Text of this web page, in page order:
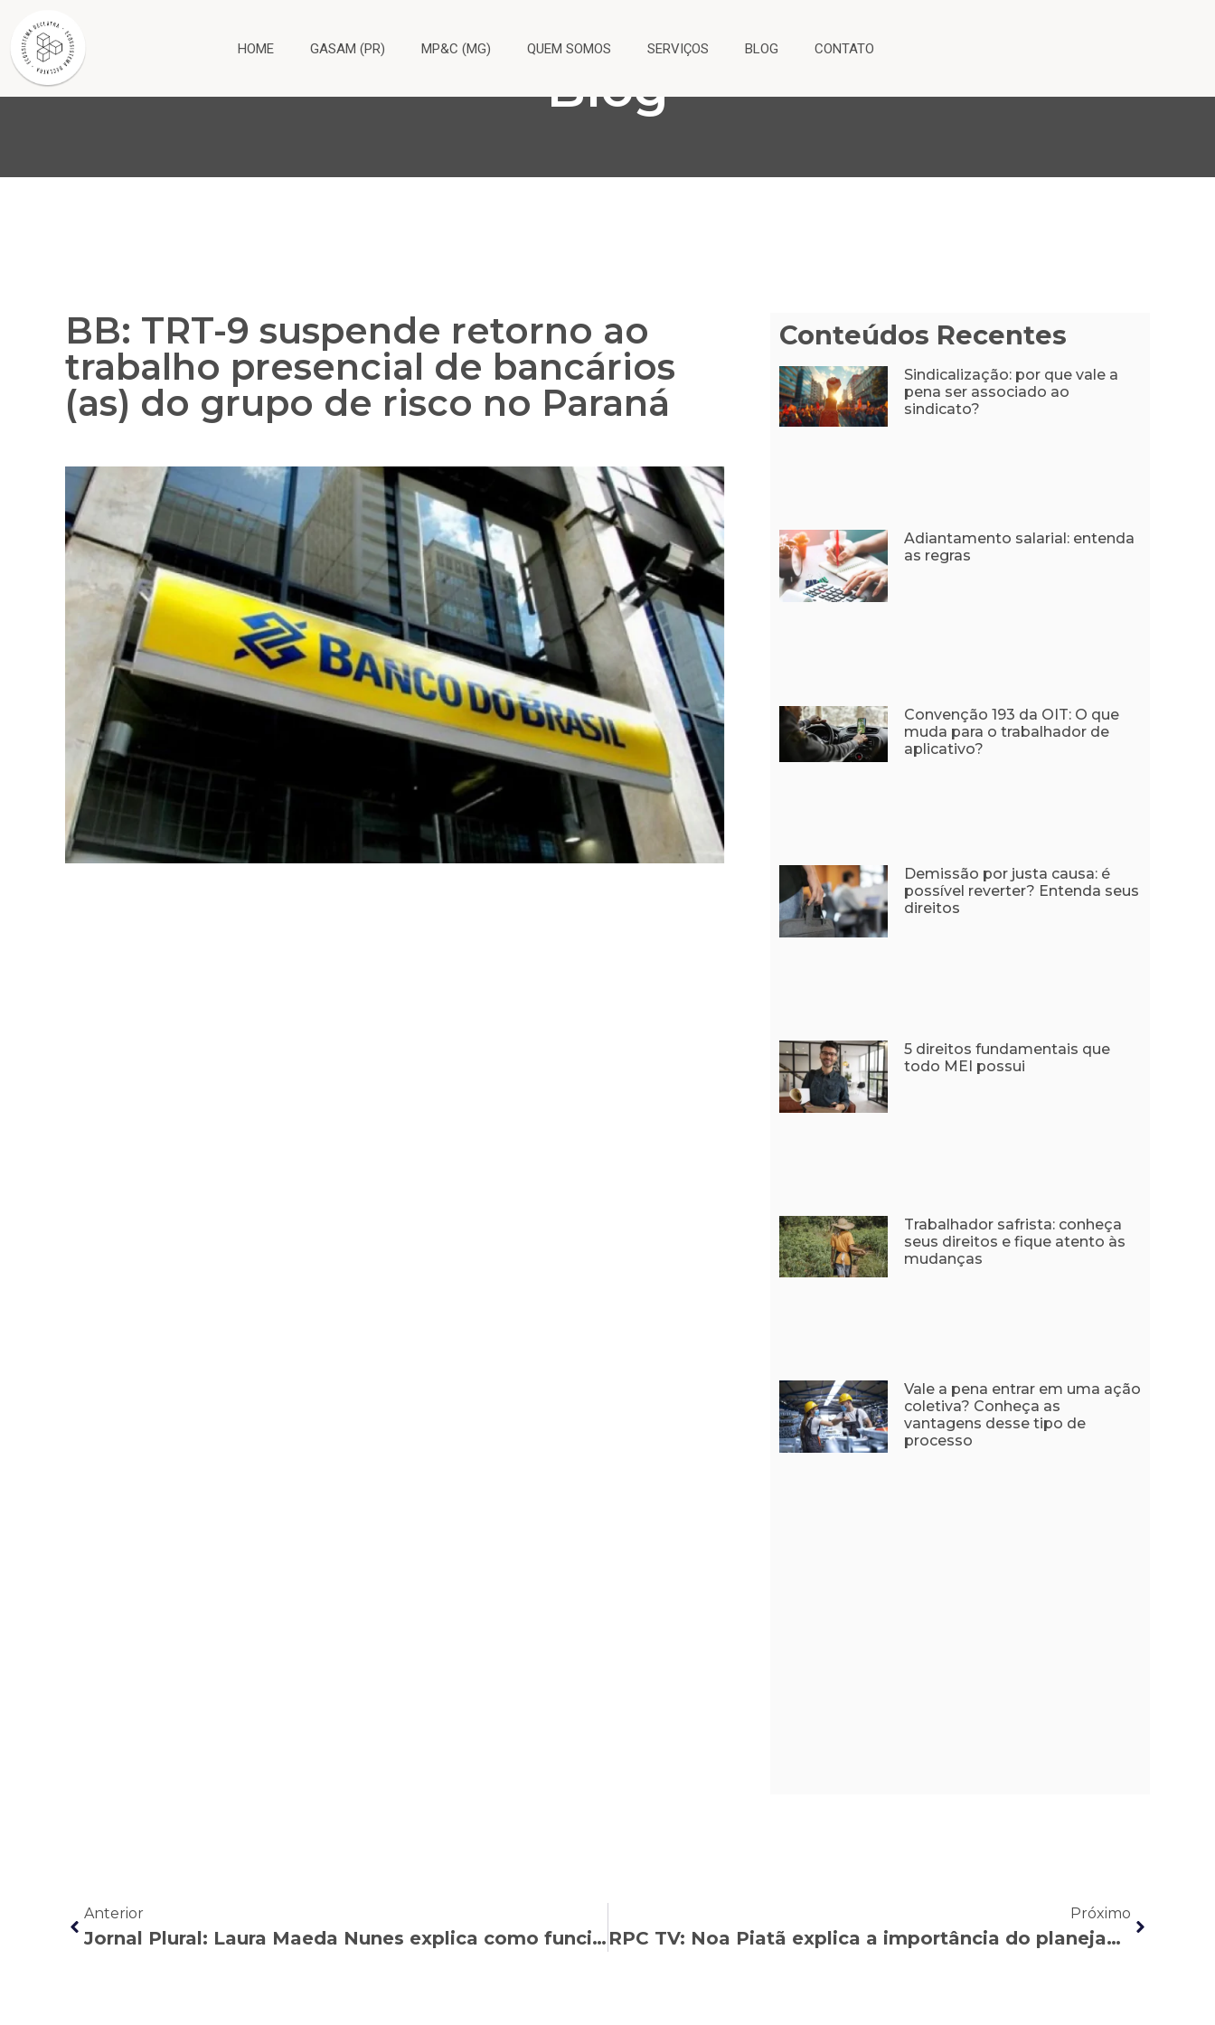
HOME GASAM (PR) MP&C (MG) QUEM SOMOS SERVIÇOS BLOG CONTATO
Blog
BB: TRT-9 suspende retorno ao
trabalho presencial de bancários
(as) do grupo de risco no Paraná
Conteúdos Recentes
Sindicalização: por que vale a
pena ser associado ao
sindicato?
Adiantamento salarial: entenda
as regras
Convenção 193 da OIT: O que
muda para o trabalhador de
aplicativo?
Demissão por justa causa: é
possível reverter? Entenda seus
direitos
5 direitos fundamentais que
todo MEI possui
Trabalhador safrista: conheça
seus direitos e fique atento às
mudanças
Vale a pena entrar em uma ação
coletiva? Conheça as
vantagens desse tipo de
processo
Anterior
Jornal Plural: Laura Maeda Nunes explica como funcionam as verbas rescisórias
Próximo
RPC TV: Noa Piatã explica a importância do planejamento para a aposentadoria